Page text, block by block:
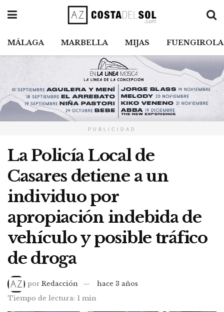
MÁLAGA MARBELLA MIJAS FUENGIROLA
PUBLICIDAD
La Policía Local de
Casares detiene a un
individuo por
apropiación indebida de
vehículo y posible tráfico
de droga
por Redacción
hace 3 años
Tiempo de lectura: 1 min